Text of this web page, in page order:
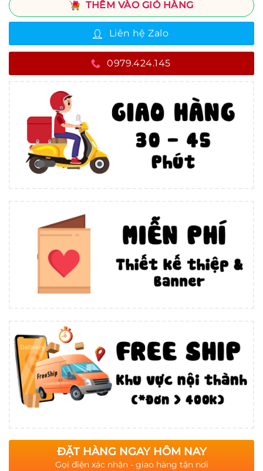
THÊM VÀO GIỎ HÀNG
Liên hệ Zalo
0979.424.145
ĐẶT HÀNG NGAY HÔM NAY
Gọi điện xác nhận - giao hàng tận nơi